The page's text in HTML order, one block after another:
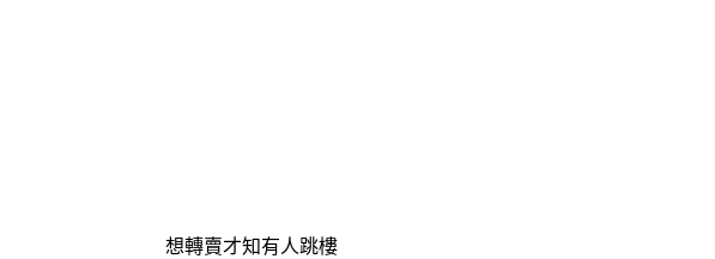
想轉賣才知有人跳樓